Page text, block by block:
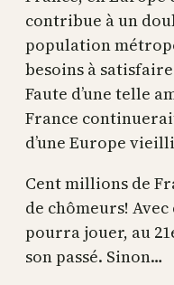
contribue à un
population
besoins à
Faute d’une telle
France
d’une Europe
Cent millions de
de chômeurs!
pourra jouer, au
son passé. Sinon…